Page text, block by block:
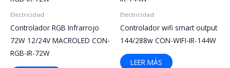
Electricidad
Controlador RGB Infrarrojo
72W 12/24V MACROLED CON-
RGB-IR-72W
Electricidad
Controlador wifi smart output
144/288w CON-WIFI-IR-144W
LEER MÁS